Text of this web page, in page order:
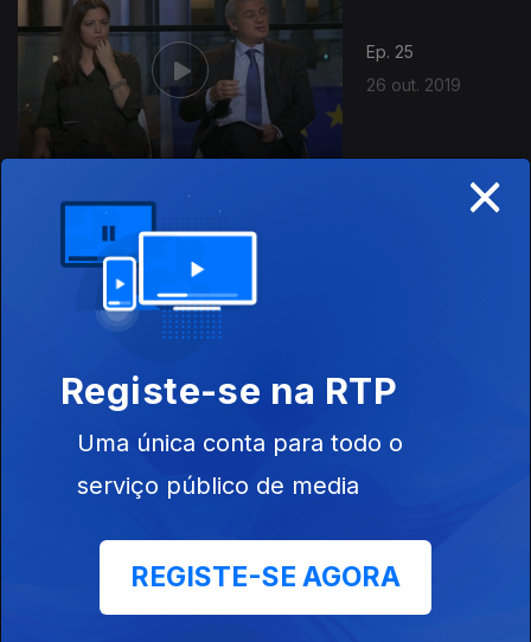
Ep. 25
26 out. 2019
432799 ×
Registe-se na RTP
Uma única conta para todo o
serviço público de media
REGISTE-SE AGORA